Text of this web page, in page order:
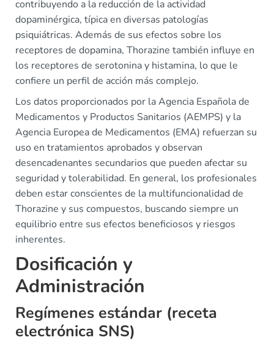
contribuyendo a la reducción de la actividad
dopaminérgica, típica en diversas patologías
psiquiátricas. Además de sus efectos sobre los
receptores de dopamina, Thorazine también influye en
los receptores de serotonina y histamina, lo que le
confiere un perfil de acción más complejo.
Los datos proporcionados por la Agencia Española de
Medicamentos y Productos Sanitarios (AEMPS) y la
Agencia Europea de Medicamentos (EMA) refuerzan su
uso en tratamientos aprobados y observan
desencadenantes secundarios que pueden afectar su
seguridad y tolerabilidad. En general, los profesionales
deben estar conscientes de la multifuncionalidad de
Thorazine y sus compuestos, buscando siempre un
equilibrio entre sus efectos beneficiosos y riesgos
inherentes.
Dosificación y
Administración
Regímenes estándar (receta
electrónica SNS)